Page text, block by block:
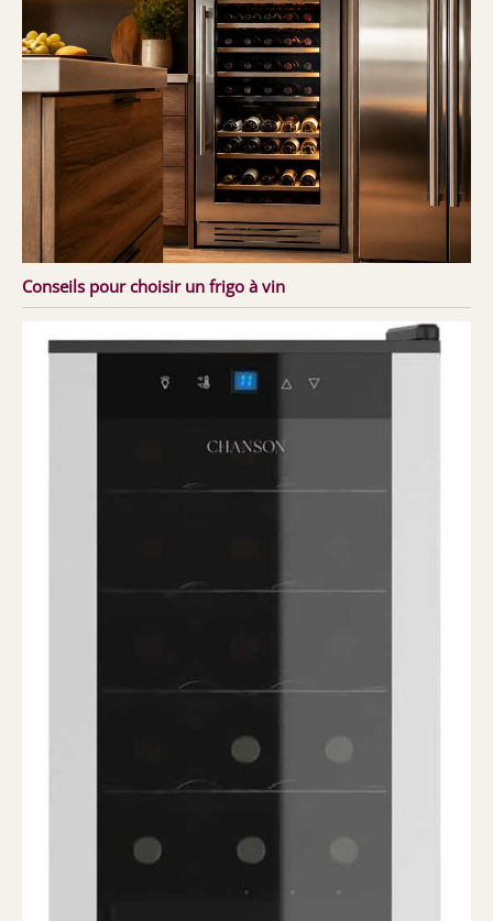
Conseils pour choisir un frigo à vin